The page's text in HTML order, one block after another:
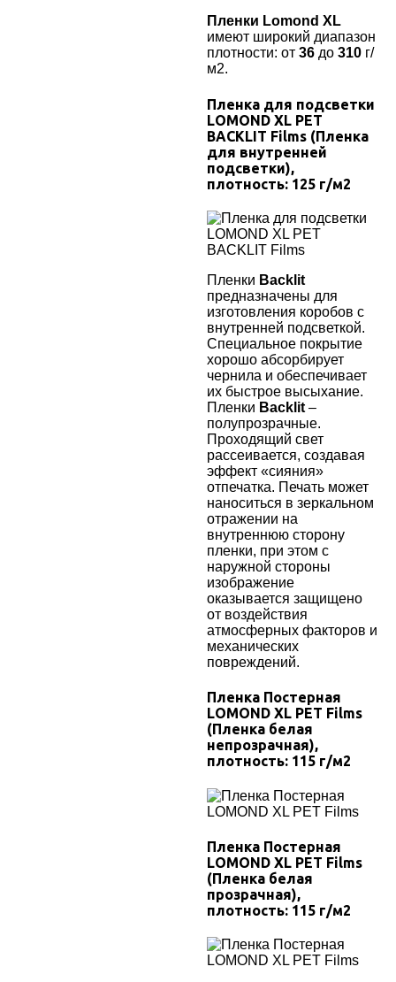
Пленки Lomond XL
имеют широкий диапазон
плотности: от 36 до 310 г/
м2.
Пленка для подсветки
LOMOND XL PET
BACKLIT Films (Пленка
для внутренней
подсветки),
плотность: 125 г/м2
Пленки Backlit
предназначены для
изготовления коробов с
внутренней подсветкой.
Специальное покрытие
хорошо абсорбирует
чернила и обеспечивает
их быстрое высыхание.
Пленки Backlit –
полупрозрачные.
Проходящий свет
рассеивается, создавая
эффект «сияния»
отпечатка. Печать может
наноситься в зеркальном
отражении на
внутреннюю сторону
пленки, при этом с
наружной стороны
изображение
оказывается защищено
от воздействия
атмосферных факторов и
механических
повреждений.
Пленка Постерная
LOMOND XL PET Films
(Пленка белая
непрозрачная),
плотность: 115 г/м2
Пленка Постерная
LOMOND XL PET Films
(Пленка белая
прозрачная),
плотность: 115 г/м2